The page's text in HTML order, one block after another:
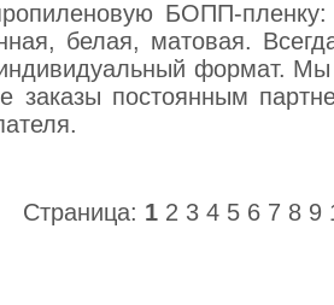
БОПП-пленку:
белая, матовая.
формат. Мы
заказы постоянным
Страница: 1 2 3 4 5 6 7 8 9